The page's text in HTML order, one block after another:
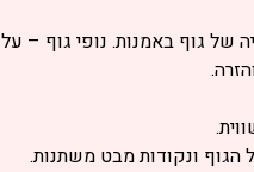
של גוף באמנות. נופי גוף – על
ונקודות מבט משתנות.